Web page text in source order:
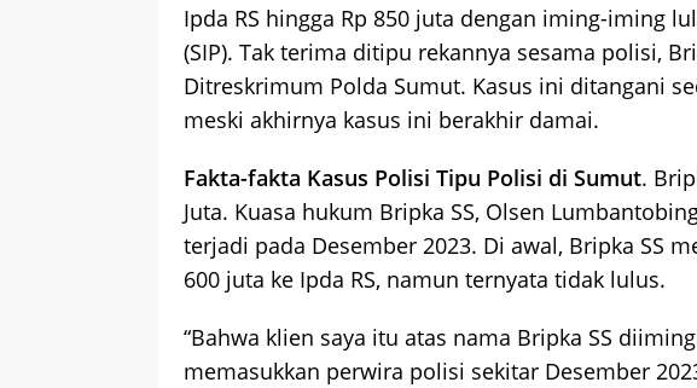
Ipda RS hingga Rp 850 juta dengan iming-iming
(SIP). Tak terima ditipu rekannya sesama polisi,
Ditreskrimum Polda Sumut. Kasus ini ditangani
meski akhirnya kasus ini berakhir damai.
Fakta-fakta Kasus Polisi Tipu Polisi di Sumut.
Juta. Kuasa hukum Bripka SS, Olsen
terjadi pada Desember 2023. Di awal, Bripka SS
600 juta ke Ipda RS, namun ternyata tidak lulus.
“Bahwa klien saya itu atas nama Bripka SS
memasukkan perwira polisi sekitar Desember